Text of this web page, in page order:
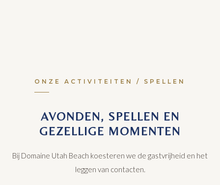
ONZE ACTIVITEITEN / SPELLEN
AVONDEN, SPELLEN EN
GEZELLIGE MOMENTEN
Bij Domaine Utah Beach koesteren we de gastvrijheid en het
leggen van contacten.